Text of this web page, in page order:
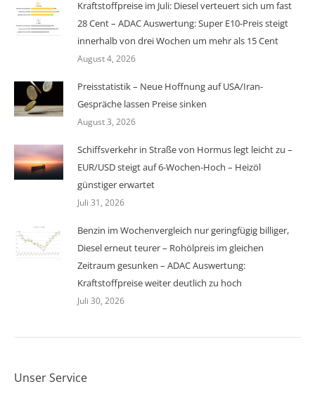
Kraftstoffpreise im Juli: Diesel verteuert sich um fast
28 Cent – ADAC Auswertung: Super E10-Preis steigt
innerhalb von drei Wochen um mehr als 15 Cent
August 4, 2026
Preisstatistik – Neue Hoffnung auf USA/Iran-
Gespräche lassen Preise sinken
August 3, 2026
Schiffsverkehr in Straße von Hormus legt leicht zu –
EUR/USD steigt auf 6-Wochen-Hoch – Heizöl
günstiger erwartet
Juli 31, 2026
Benzin im Wochenvergleich nur geringfügig billiger,
Diesel erneut teurer – Rohölpreis im gleichen
Zeitraum gesunken – ADAC Auswertung:
Kraftstoffpreise weiter deutlich zu hoch
Juli 30, 2026
Unser Service